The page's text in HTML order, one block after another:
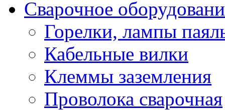
Сварочное
Горелки, лампы
Кабельные вилки
Клеммы заземления
Проволока сварочная